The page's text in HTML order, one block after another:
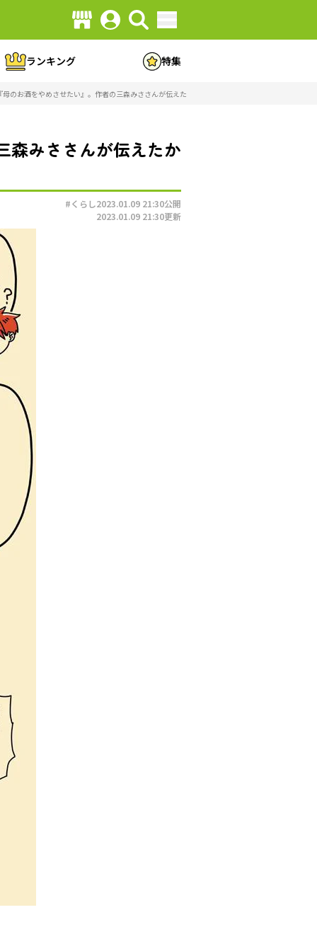
ランキング 特集
のお酒をやめさせたい』。作者の三森みささんが伝えたかったこと（画像7/140）
森みささんが伝えたか
#くらし2023.01.09 21:30公開
2023.01.09 21:30更新